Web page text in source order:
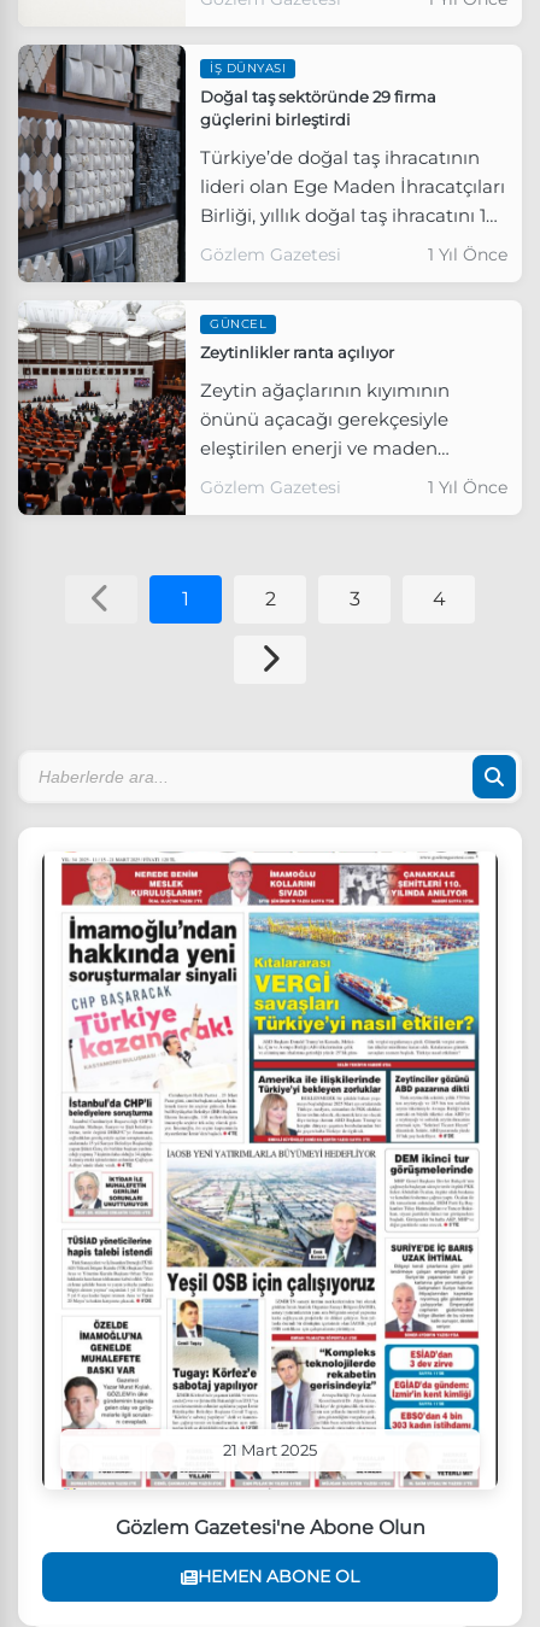
İŞ DÜNYASI
Doğal taş sektöründe 29 firma
güçlerini birleştirdi
Türkiye’de doğal taş ihracatının
lideri olan Ege Maden İhracatçıları
Birliği, yıllık doğal taş ihracatını 1
milyar dolara çıkarmak için 29
Odaklı Yurtdışı Pazarlama” URGE
Projesi’ne start verdi.
Gözlem Gazetesi 1 Yıl Önce
GÜNCEL
Zeytinlikler ranta açılıyor
Zeytin ağaçlarının kıyımının
önünü açacağı gerekçesiyle
eleştirilen enerji ve maden
alanlarına yönelik düzenlemeler
Gözlem Gazetesi 1 Yıl Önce
1 2 3 4
21 Mart 2025
Gözlem Gazetesi'ne Abone Olun
HEMEN ABONE OL